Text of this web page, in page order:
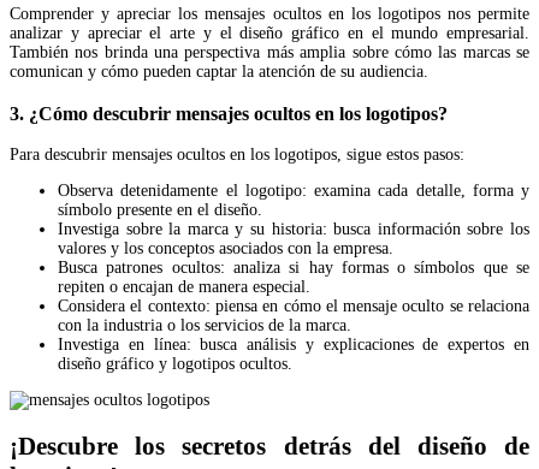
Comprender y apreciar los mensajes ocultos en los logotipos nos permite
analizar y apreciar el arte y el diseño gráfico en el mundo empresarial.
También nos brinda una perspectiva más amplia sobre cómo las marcas se
comunican y cómo pueden captar la atención de su audiencia.
3. ¿Cómo descubrir mensajes ocultos en los logotipos?
Para descubrir mensajes ocultos en los logotipos, sigue estos pasos:
Observa detenidamente el logotipo: examina cada detalle, forma y
símbolo presente en el diseño.
Investiga sobre la marca y su historia: busca información sobre los
valores y los conceptos asociados con la empresa.
Busca patrones ocultos: analiza si hay formas o símbolos que se
repiten o encajan de manera especial.
Considera el contexto: piensa en cómo el mensaje oculto se relaciona
con la industria o los servicios de la marca.
Investiga en línea: busca análisis y explicaciones de expertos en
diseño gráfico y logotipos ocultos.
¡Descubre los secretos detrás del diseño de